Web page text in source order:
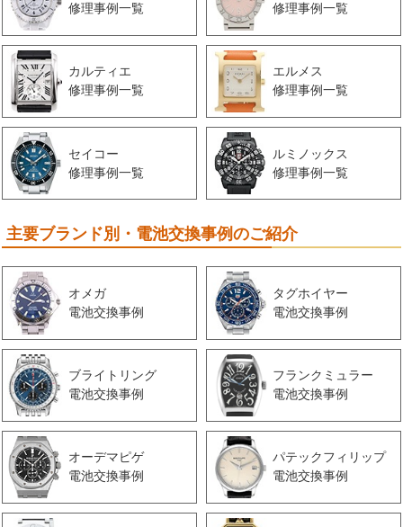
修理事例一覧
修理事例一覧
カルティエ
修理事例一覧
エルメス
修理事例一覧
セイコー
修理事例一覧
ルミノックス
修理事例一覧
主要ブランド別・電池交換事例のご紹介
オメガ
電池交換事例
タグホイヤー
電池交換事例
ブライトリング
電池交換事例
フランクミュラー
電池交換事例
オーデマピゲ
電池交換事例
パテックフィリップ
電池交換事例